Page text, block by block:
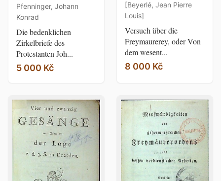
Pfenninger, Johann
Konrad
Die bedenklichen
Zirkelbriefe des
Protestanten Joh...
5 000 Kč
[Beyerlé, Jean Pierre
Louis]
Versuch über die
Freymaurerey, oder Von
dem wesent...
8 000 Kč